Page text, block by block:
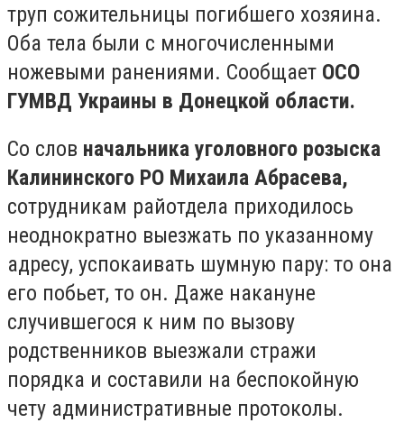
труп сожительницы погибшего хозяина.
Оба тела были с многочисленными
ножевыми ранениями. Сообщает ОСО
ГУМВД Украины в Донецкой области.
Со слов начальника уголовного розыска
Калининского РО Михаила Абрасева,
сотрудникам райотдела приходилось
неоднократно выезжать по указанному
адресу, успокаивать шумную пару: то она
его побьет, то он. Даже накануне
случившегося к ним по вызову
родственников выезжали стражи
порядка и составили на беспокойную
чету административные протоколы.